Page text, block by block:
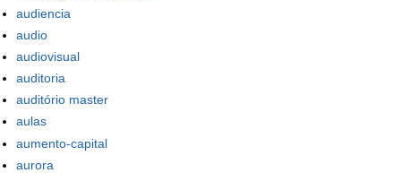
audiencia
audio
audiovisual
auditoria
auditório master
aulas
aumento-capital
aurora